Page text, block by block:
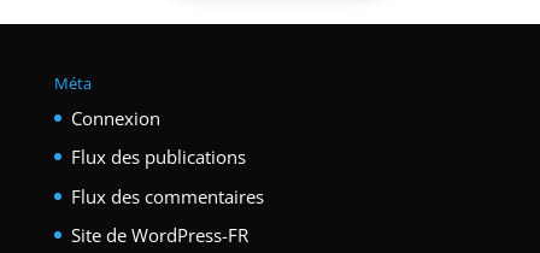
Méta
Connexion
Flux des publications
Flux des commentaires
Site de WordPress-FR